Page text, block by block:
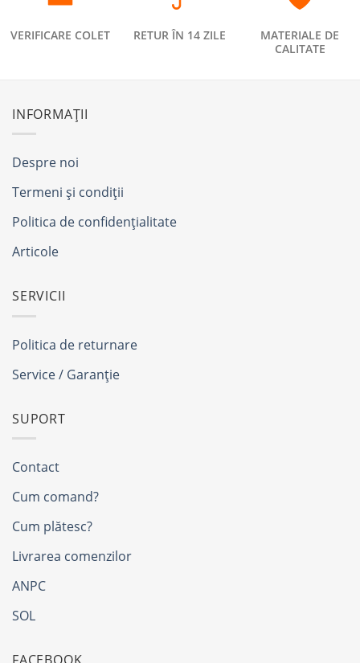
VERIFICARE COLET RETUR ÎN 14 ZILE
MATERIALE DE
CALITATE
INFORMAȚII
Despre noi
Termeni și condiții
Politica de confidențialitate
Articole
SERVICII
Politica de returnare
Service / Garanție
SUPORT
Contact
Cum comand?
Cum plătesc?
Livrarea comenzilor
ANPC
SOL